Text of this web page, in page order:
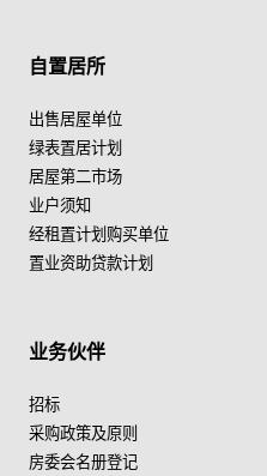
自置居所
出售居屋单位
绿表置居计划
居屋第二市场
业户须知
经租置计划购买单位
置业资助贷款计划
业务伙伴
招标
采购政策及原则
房委会名册登记